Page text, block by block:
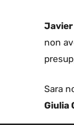
Javier
non
Sara
Giulia